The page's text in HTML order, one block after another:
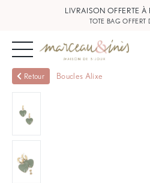
LIVRAISON OFFERTE À
TOTE BAG OFFERT
NOUVEAUTÉS
OUTLET
BLOG
Retour Boucles Alixe